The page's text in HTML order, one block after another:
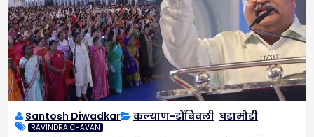
Santosh Diwadkar कल्याण-डोंबिवली घडामोडी
RAVINDRA CHAVAN